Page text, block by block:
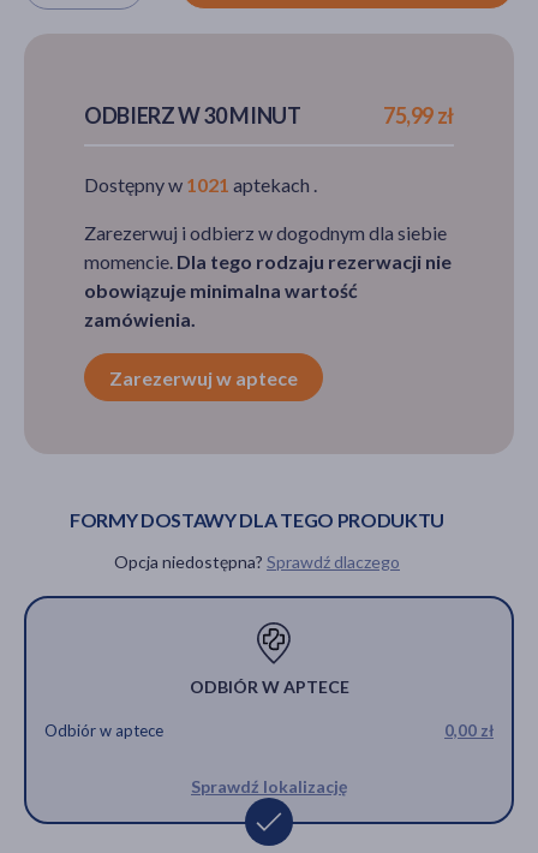
ODBIERZ W 30 MINUT 75,99 zł
Dostępny w 1021 aptekach .
Zarezerwuj i odbierz w dogodnym dla siebie
momencie. Dla tego rodzaju rezerwacji nie
obowiązuje minimalna wartość
zamówienia.
Zarezerwuj w aptece
FORMY DOSTAWY DLA TEGO PRODUKTU
Opcja niedostępna? Sprawdź dlaczego
ODBIÓR W APTECE
Odbiór w aptece 0,00 zł
Sprawdź lokalizację